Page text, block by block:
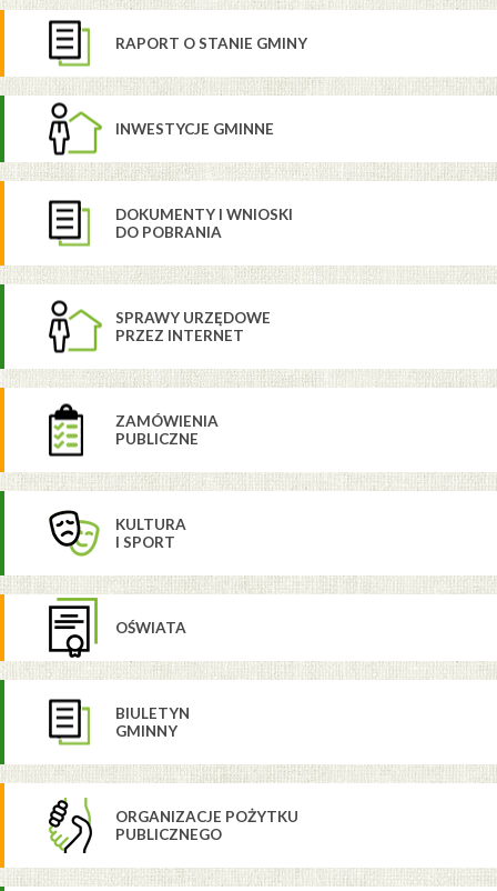
RAPORT O STANIE GMINY
INWESTYCJE GMINNE
DOKUMENTY I WNIOSKI
DO POBRANIA
SPRAWY URZĘDOWE
PRZEZ INTERNET
ZAMÓWIENIA
PUBLICZNE
KULTURA
I SPORT
OŚWIATA
BIULETYN
GMINNY
ORGANIZACJE POŻYTKU
PUBLICZNEGO